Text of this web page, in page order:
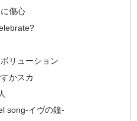
傷心
リューション
かスカ
song-イヴの鐘-